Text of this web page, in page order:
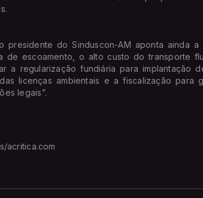
presidente do Sinduscon-AM aponta ainda
de escoamento, o alto custo do transporte
a regularização fundiária para implantação
licenças ambientais e a fiscalização para
legais”.
acritica.com